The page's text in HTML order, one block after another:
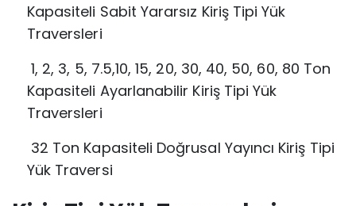
Kapasiteli Sabit Yararsız Kiriş Tipi Yük
Traversleri
1, 2, 3, 5, 7.5,10, 15, 20, 30, 40, 50, 60, 80 Ton
Kapasiteli Ayarlanabilir Kiriş Tipi Yük
Traversleri
32 Ton Kapasiteli Doğrusal Yayıncı Kiriş Tipi
Yük Traversi